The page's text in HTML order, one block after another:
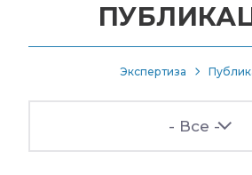
Экспертиза
- Все -